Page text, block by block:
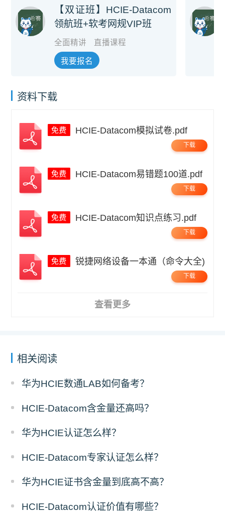
【双证班】HCIE-Datacom
领航班+软考网规VIP班
全面精讲 直播课程
我要报名
资料下载
HCIE-Datacom模拟试卷.pdf
下载
HCIE-Datacom易错题100道.pdf
下载
HCIE-Datacom知识点练习.pdf
下载
锐捷网络设备一本通（命令大全)
下载
查看更多
相关阅读
华为HCIE数通LAB如何备考？
HCIE-Datacom含金量还高吗？
华为HCIE认证怎么样？
HCIE-Datacom专家认证怎么样？
华为HCIE证书含金量到底高不高？
HCIE-Datacom认证价值有哪些？